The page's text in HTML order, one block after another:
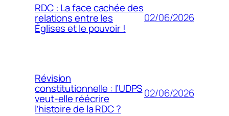
RDC : La face cachée des
relations entre les
Églises et le pouvoir !
02/06/2026
Révision
constitutionnelle : l’UDPS
veut-elle réécrire
l’histoire de la RDC ?
02/06/2026